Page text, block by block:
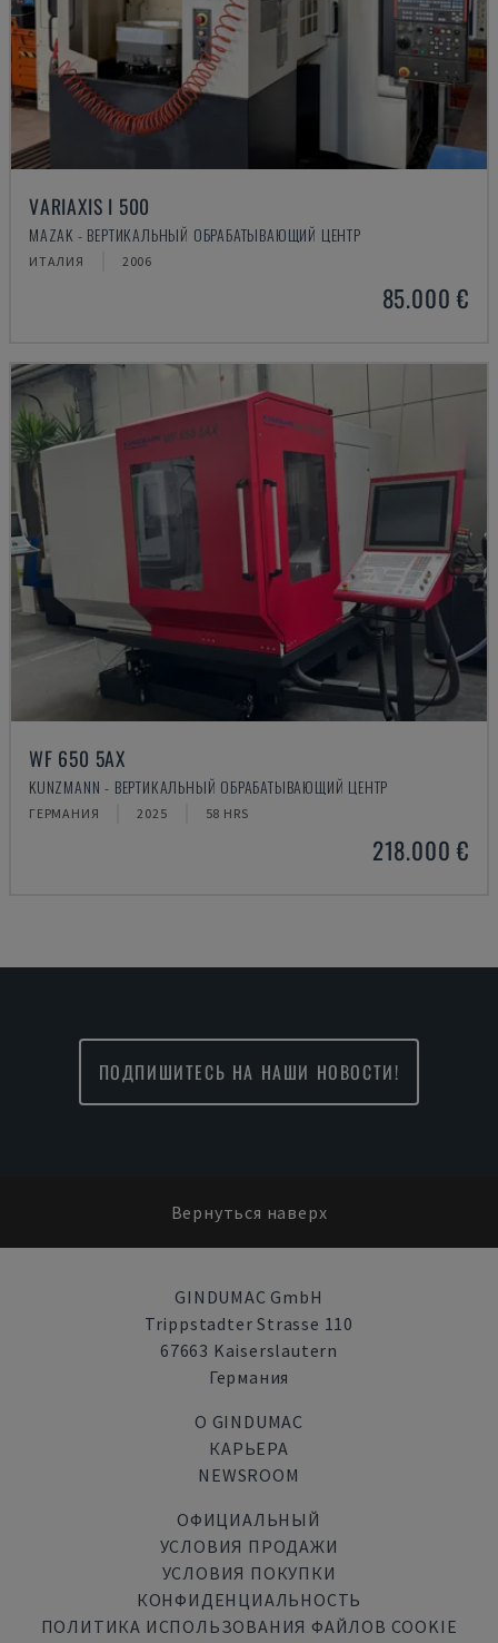
VARIAXIS I 500
MAZAK - ВЕРТИКАЛЬНЫЙ ОБРАБАТЫВАЮЩИЙ ЦЕНТР
ИТАЛИЯ 2006
85.000 €
WF 650 5AX
KUNZMANN - ВЕРТИКАЛЬНЫЙ ОБРАБАТЫВАЮЩИЙ ЦЕНТР
ГЕРМАНИЯ 2025 58 HRS
218.000 €
ПОДПИШИТЕСЬ НА НАШИ НОВОСТИ!
Вернуться наверх
GINDUMAC GmbH
Trippstadter Strasse 110
67663 Kaiserslautern
Германия
О GINDUMAC
КАРЬЕРА
NEWSROOM
ОФИЦИАЛЬНЫЙ
УСЛОВИЯ ПРОДАЖИ
УСЛОВИЯ ПОКУПКИ
КОНФИДЕНЦИАЛЬНОСТЬ
ПОЛИТИКА ИСПОЛЬЗОВАНИЯ ФАЙЛОВ COOKIE